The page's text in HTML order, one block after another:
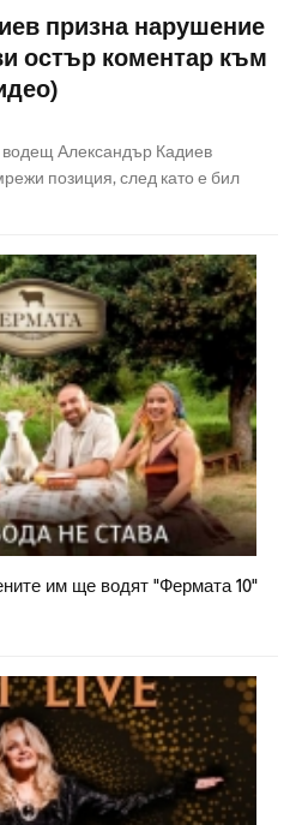
призна нарушение
остър коментар към
водещ Александър Кадиев
позиция, след като е бил
им ще водят "Фермата 10"